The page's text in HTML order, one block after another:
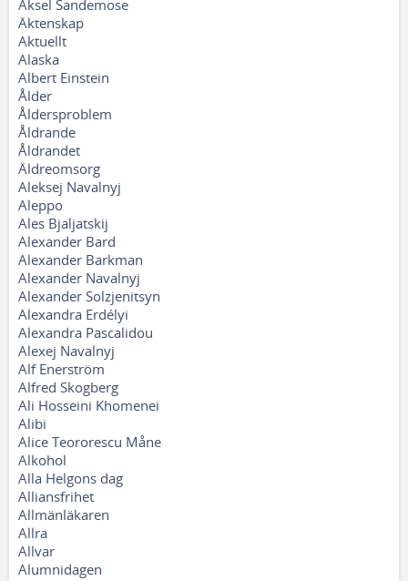
Aksel Sandemose
Äktenskap
Aktuellt
Alaska
Albert Einstein
Ålder
Åldersproblem
Åldrande
Åldrandet
Äldreomsorg
Aleksej Navalnyj
Aleppo
Ales Bjaljatskij
Alexander Bard
Alexander Barkman
Alexander Navalnyj
Alexander Solzjenitsyn
Alexandra Erdélyi
Alexandra Pascalidou
Alexej Navalnyj
Alf Enerström
Alfred Skogberg
Ali Hosseini Khomenei
Alibi
Alice Teororescu Måne
Alkohol
Alla Helgons dag
Alliansfrihet
Allmänläkaren
Allra
Allvar
Alumnidagen